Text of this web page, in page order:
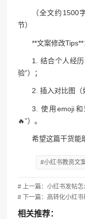
（全文约1500
节）
**文案修改Tips**
1. 结合个人经
验”）；
2. 插入对比图（
3. 使用emoji
🔥”）。
希望这篇干货能
#小红书教资文
相关推荐：